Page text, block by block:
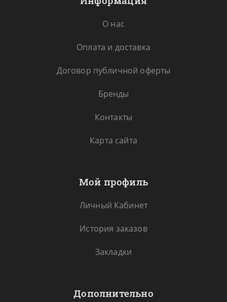
О нас
Оплата и доставка
Договор публичной оферты
Бренды
Контакты
Карта сайта
Мой профиль
Личный Кабинет
История заказов
Закладки
Дополнительно